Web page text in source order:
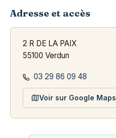
Adresse et accès
2 R DE LA PAIX
55100 Verdun
03 29 86 09 48
Voir sur Google Maps